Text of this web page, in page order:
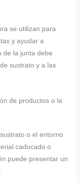
se utilizan para
y ayudar a
de la junta debe
sustrato y a las
de productos o la
o el entorno
caducado o
puede presentar un